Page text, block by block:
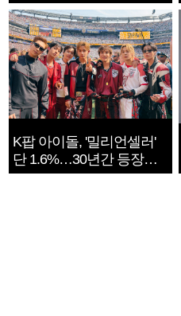
K팝 아이돌, '밀리언셀러'
단 1.6%…30년간 등장
1182개팀 전수조사